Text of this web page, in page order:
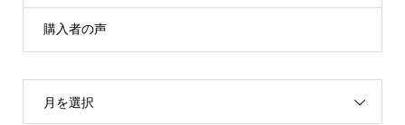
購入者の声
月を選択